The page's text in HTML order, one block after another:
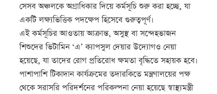
সেসব অঞ্চলকে অগ্রাধিকার দিয়ে কর্মসূচি শুরু করা হচ্ছে, যা
একটি লক্ষ্যভিত্তিক পদক্ষেপ হিসেবে গুরুত্বপূর্ণ।
এই কর্মসূচির আওতায় আক্রান্ত, অসুস্থ বা সন্দেহভাজন
শিশুদের ভিটামিন ‘এ’ ক্যাপসুল দেয়ার উদ্যোগও নেয়া
হয়েছে, যা তাদের রোগ প্রতিরোধ ক্ষমতা বৃদ্ধিতে সহায়ক হবে।
পাশাপাশি টিকাদান কার্যক্রমের তদারকিতে মন্ত্রণালয়ের পক্ষ
থেকে সরাসরি পরিদর্শনের পরিকল্পনা নেয়া হয়েছে স্বাস্থ্যমন্ত্রী